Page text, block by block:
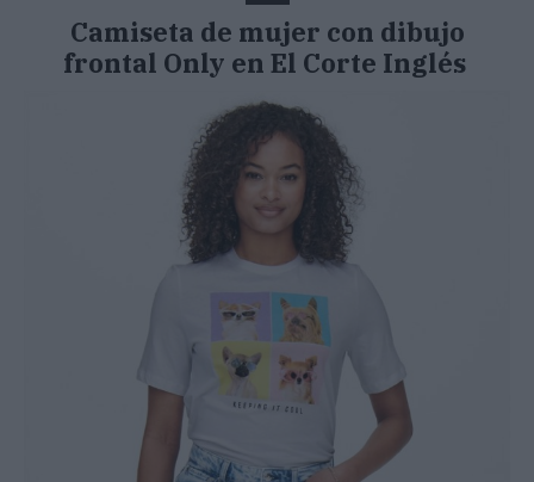
Camiseta de mujer con dibujo
frontal Only en El Corte Inglés